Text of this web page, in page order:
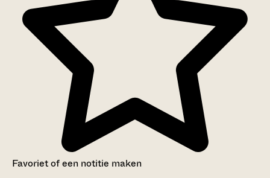
Favoriet of een notitie maken